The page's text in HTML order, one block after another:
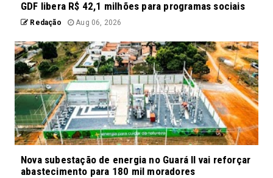
GDF libera R$ 42,1 milhões para programas sociais
Redação Aug 06, 2026
Nova subestação de energia no Guará II vai reforçar
abastecimento para 180 mil moradores